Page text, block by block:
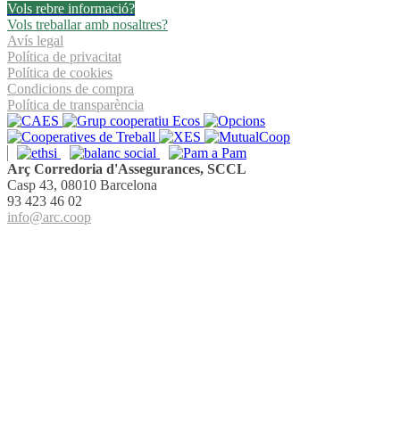
Vols rebre informació?
Vols treballar amb nosaltres?
Avís legal
Política de privacitat
Política de cookies
Condicions de compra
Política de transparència
Arç Corredoria d'Assegurances, SCCL
Casp 43, 08010 Barcelona
93 423 46 02
info@arc.coop